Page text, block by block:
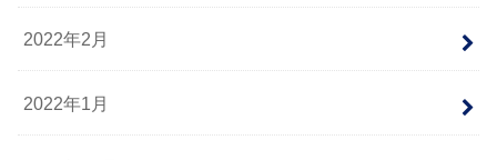
2022年2月
2022年1月